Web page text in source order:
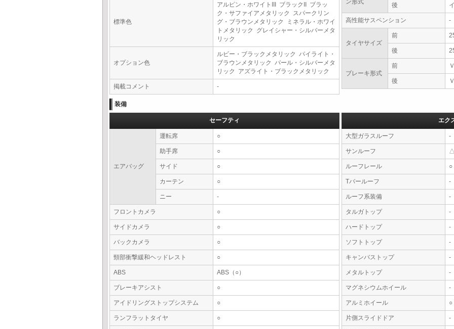
標準色
アルピン・ホワイトIII ブラックII ブラッ
ク・サファイアメタリック スパークリン
グ・ブラウンメタリック ミネラル・ホワイ
トメタリック グレイシャー・シルバーメタ
リック
オプション色
ルビー・ブラックメタリック パイライト・
ブラウンメタリック パール・シルバーメタ
リック アズライト・ブラックメタリック
掲載コメント -
ン形式
後
高性能サスペンション -
タイヤサイズ
前
後
ブレーキ形式
前
後
装備
セーフティ
エアバッグ
運転席 ○
助手席 ○
サイド ○
カーテン ○
ニー -
フロントカメラ ○
サイドカメラ ○
バックカメラ ○
頸部衝撃緩和ヘッドレスト ○
ABS ABS（○）
ブレーキアシスト ○
アイドリングストップシステム ○
ランフラットタイヤ ○
エク
大型ガラスルーフ -
サンルーフ △
ルーフレール ○
Tバールーフ -
ルーフ系装備 -
タルガトップ -
ハードトップ -
ソフトトップ -
キャンバストップ -
メタルトップ -
マグネシウムホイール -
アルミホイール ○
片側スライドドア -